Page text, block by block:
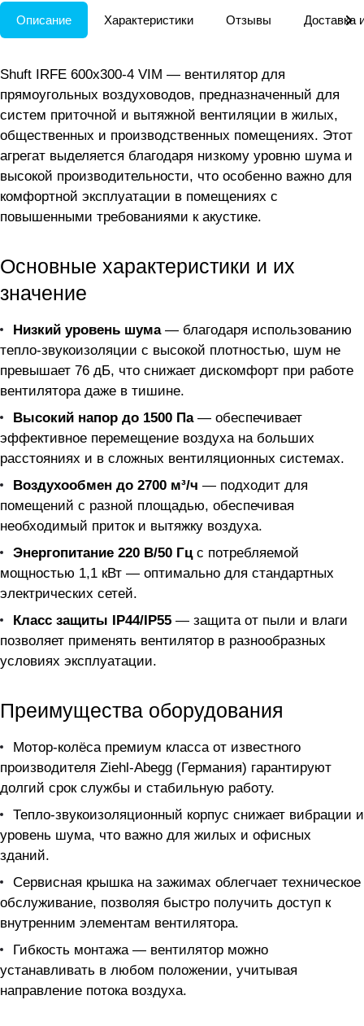
Описание Характеристики Отзывы Доставка
Shuft IRFE 600х300-4 VIM — вентилятор для
прямоугольных воздуховодов, предназначенный для
систем приточной и вытяжной вентиляции в жилых,
общественных и производственных помещениях. Этот
агрегат выделяется благодаря низкому уровню шума и
высокой производительности, что особенно важно для
комфортной эксплуатации в помещениях с
повышенными требованиями к акустике.
Основные характеристики и их
значение
Низкий уровень шума— благодаря использованию
тепло-звукоизоляции с высокой плотностью, шум не
превышает 76 дБ, что снижает дискомфорт при работе
вентилятора даже в тишине.
Высокий напор до 1500 Па— обеспечивает
эффективное перемещение воздуха на больших
расстояниях и в сложных вентиляционных системах.
Воздухообмен до 2700 м³/ч — подходит для
помещений с разной площадью, обеспечивая
необходимый приток и вытяжку воздуха.
Энергопитание 220 В/50 Гцс потребляемой
мощностью 1,1 кВт — оптимально для стандартных
электрических сетей.
Класс защиты IP44/IP55 — защита от пыли и влаги
позволяет применять вентилятор в разнообразных
условиях эксплуатации.
Преимущества оборудования
Мотор-колёса премиум класса от известного
производителя Ziehl-Abegg (Германия) гарантируют
долгий срок службы и стабильную работу.
Тепло-звукоизоляционный корпус снижает вибрации и
уровень шума, что важно для жилых и офисных
зданий.
Сервисная крышка на зажимах облегчает техническое
обслуживание, позволяя быстро получить доступ к
внутренним элементам вентилятора.
Гибкость монтажа — вентилятор можно
устанавливать в любом положении, учитывая
направление потока воздуха.